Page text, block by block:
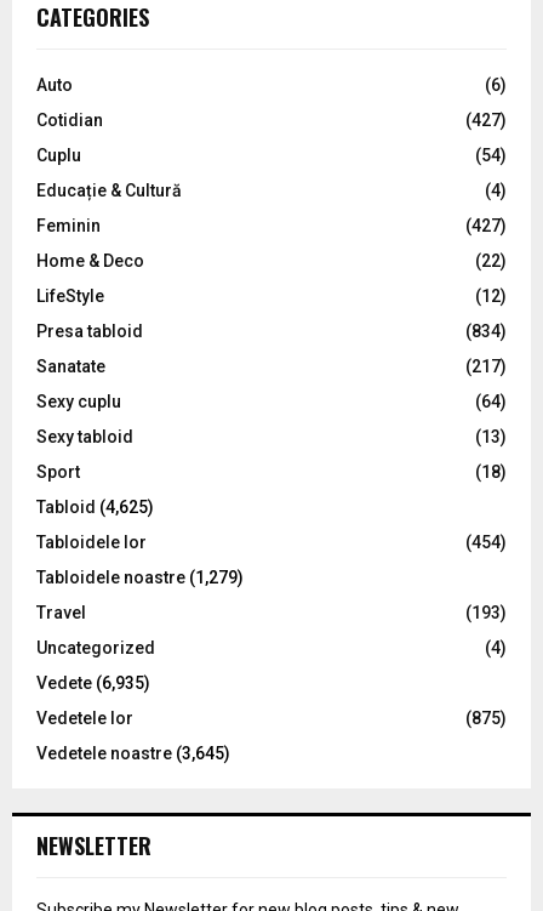
h
o
:
C
CATEGORIES
Auto
(6)
Cotidian
(427)
Cuplu
(54)
Educație & Cultură
(4)
Feminin
(427)
Home & Deco
(22)
LifeStyle
(12)
Presa tabloid
(834)
Sanatate
(217)
Sexy cuplu
(64)
Sexy tabloid
(13)
Sport
(18)
Tabloid (4,625)
Tabloidele lor
(454)
Tabloidele noastre (1,279)
Travel
(193)
Uncategorized
(4)
Vedete (6,935)
Vedetele lor
(875)
Vedetele noastre (3,645)
NEWSLETTER